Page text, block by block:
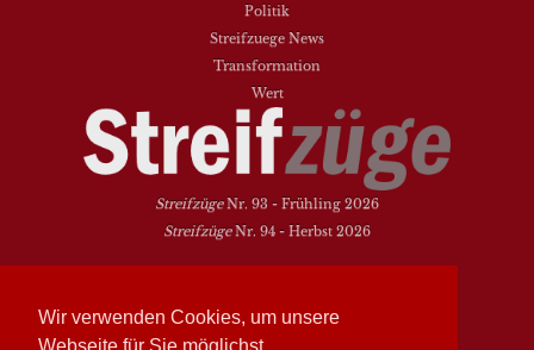
Wir verwenden Cookies, um unsere
Politik
Streifzuege News
Transformation
Wert
StreifzügeNr. 93 - Frühling 2026
StreifzügeNr. 94 - Herbst 2026
Vielfalt heißt zwischen den Welten übersetzen
Dasein als Fortsein